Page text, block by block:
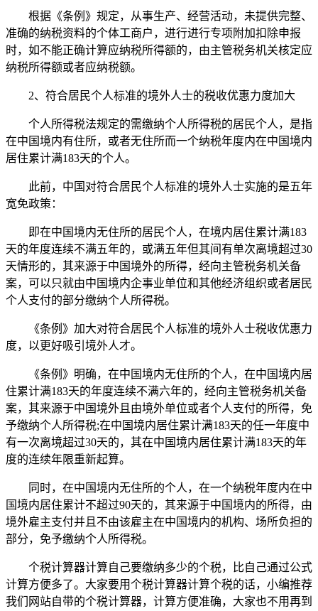
根据《条例》规定，从事生产、经营活动，未提供完整、
准确的纳税资料的个体工商户，进行进行专项附加扣除申报
时，如不能正确计算应纳税所得额的，由主管税务机关核定应
纳税所得额或者应纳税额。
2、符合居民个人标准的境外人士的税收优惠力度加大
个人所得税法规定的需缴纳个人所得税的居民个人，是指
在中国境内有住所，或者无住所而一个纳税年度内在中国境内
居住累计满183天的个人。
此前，中国对符合居民个人标准的境外人士实施的是五年
宽免政策：
即在中国境内无住所的居民个人，在境内居住累计满183
天的年度连续不满五年的，或满五年但其间有单次离境超过30
天情形的，其来源于中国境外的所得，经向主管税务机关备
案，可以只就由中国境内企事业单位和其他经济组织或者居民
个人支付的部分缴纳个人所得税。
《条例》加大对符合居民个人标准的境外人士税收优惠力
度，以更好吸引境外人才。
《条例》明确，在中国境内无住所的个人，在中国境内居
住累计满183天的年度连续不满六年的，经向主管税务机关备
案，其来源于中国境外且由境外单位或者个人支付的所得，免
予缴纳个人所得税;在中国境内居住累计满183天的任一年度中
有一次离境超过30天的，其在中国境内居住累计满183天的年
度的连续年限重新起算。
同时，在中国境内无住所的个人，在一个纳税年度内在中
国境内居住累计不超过90天的，其来源于中国境内的所得，由
境外雇主支付并且不由该雇主在中国境内的机构、场所负担的
部分，免予缴纳个人所得税。
个税计算器计算自己要缴纳多少的个税，比自己通过公式
计算方便多了。大家要用个税计算器计算个税的话，小编推荐
我们网站自带的个税计算器，计算方便准确，大家也不用再到